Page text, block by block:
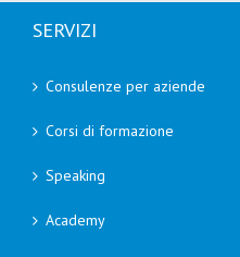
SERVIZI
Consulenze per aziende
Corsi di formazione
Speaking
Academy